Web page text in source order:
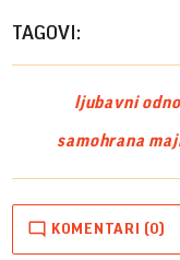
TAGOVI:
ljubavni
samohrana
KOMENTARI (0)